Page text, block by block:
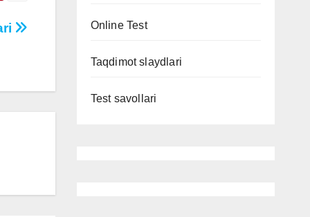
Online Test
Taqdimot slaydlari
Test savollari